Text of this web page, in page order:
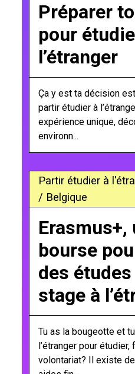
Préparer
pour
l’étranger
Ça y est ta décision
partir étudier à
expérience unique,
environn...
Partir étudier à
/ Belgique
Erasmus+,
bourse
des
stage à
Tu as la bougeotte et
l’étranger pour
volontariat? Il existe